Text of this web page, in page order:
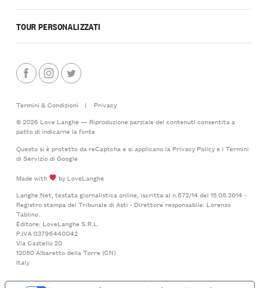
TOUR PERSONALIZZATI
Termini & Condizioni |
Privacy
© 2026 Love Langhe — Riproduzione parziale dei contenuti consentita a
patto di indicarne la fonte
Questo si è protetto da reCaptcha e si applicano la Privacy Policye i Termini
di Serviziodi Google
Made with
by LoveLanghe
Langhe.Net, testata giornalistica online, iscritta al n.672/14 del 15.05.2014 -
Registro stampa del Tribunale di Asti - Direttore responsabile: Lorenzo
Tablino.
Editore: LoveLanghe S.R.L.
P.IVA 03796440042
Via Castello 20
12050 Albaretto della Torre (CN)
Italy